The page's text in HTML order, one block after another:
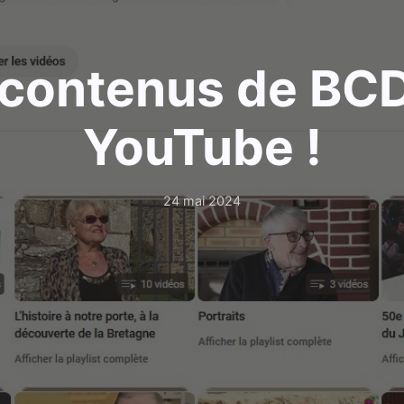
de
YouTube !
24 mai 2024